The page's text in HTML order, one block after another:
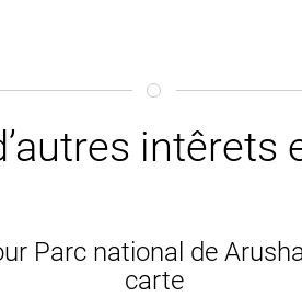
Parc national de
carte